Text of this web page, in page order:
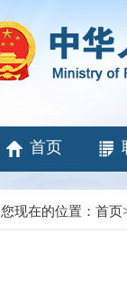
首页
您现在的位置： 首页